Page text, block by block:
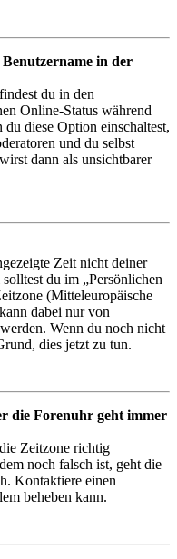
in der
du in den
Online-Status während
diese Option einschaltest,
und du selbst
dann als unsichtbarer
Zeit nicht deiner
du im „Persönlichen
(Mitteleuropäische
dabei nur von
Wenn du noch nicht
dies jetzt zu tun.
die Forenuhr geht immer
Zeitzone richtig
noch falsch ist, geht die
Kontaktiere einen
beheben kann.